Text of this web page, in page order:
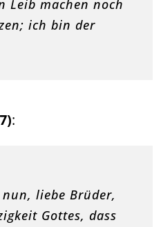
Leib machen noch
ich bin der
:
liebe Brüder,
Gottes, dass